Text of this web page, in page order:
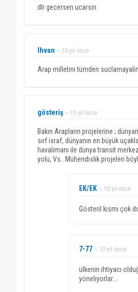
dlr gecersen ucarsin
Ihvan ~ 10 yıl önce
Arap milletini tümden
gösteriş ~ 10 yıl önce
Bakın Arapların projelerine ;
sırf israf, dünyanın en büyük
havalimanı ile dünya transit
yolu, Vs.. Mühendislik projeleri
EK/EK ~ 10 yıl önce
Gösteril kısmı çok
7-77 ~ 10 yıl önce
ülkenin ihtiyacı
yöneliyorlar...